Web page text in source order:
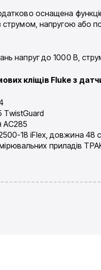
оснащена
струмом, напругою або
напруг до 1000 В,
кліщів Fluke з
TwistGuard
AC285
18 iFlex, довжина 48
приладів